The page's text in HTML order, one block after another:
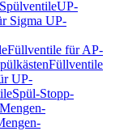
SpülventileUP-
Sigma UP-
Füllventile für AP-
Füllventile
UP-
Spül-Stopp-